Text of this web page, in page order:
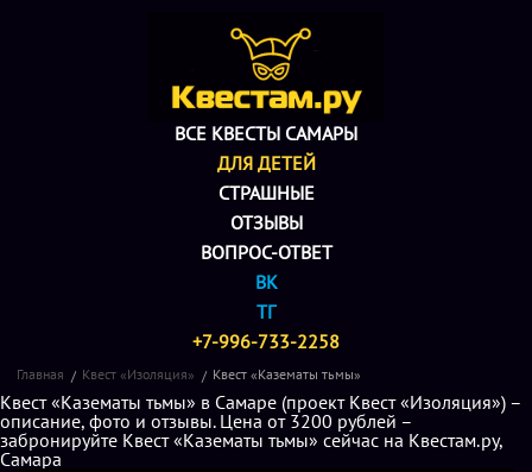
ВСЕ КВЕСТЫ САМАРЫ
ДЛЯ ДЕТЕЙ
СТРАШНЫЕ
ОТЗЫВЫ
ВОПРОС-ОТВЕТ
ВК
ТГ
+7-996-733-2258
Главная Квест «Изоляция» Квест «Казематы тьмы»
Квест «Казематы тьмы» в Самаре (проект Квест «Изоляция») –
описание, фото и отзывы. Цена от 3200 рублей –
забронируйте Квест «Казематы тьмы» сейчас на Квестам.ру,
Самара